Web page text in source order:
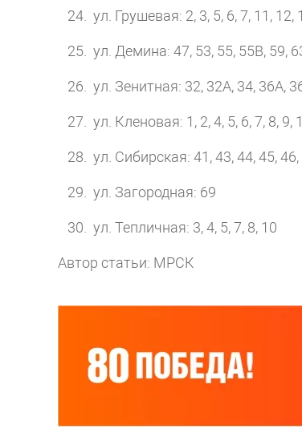
ул. Грушевая: 2, 3, 5, 6, 7, 11, 12,
ул. Демина: 47, 53, 55, 55В, 59,
ул. Зенитная: 32, 32А, 34, 36А,
ул. Кленовая: 1, 2, 4, 5, 6, 7, 8, 9,
ул. Сибирская: 41, 43, 44, 45,
ул. Загородная: 69
ул. Тепличная: 3, 4, 5, 7, 8, 10
Автор статьи: МРСК